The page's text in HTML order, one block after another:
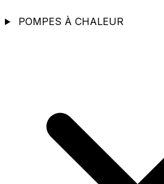
POMPES À CHALEUR